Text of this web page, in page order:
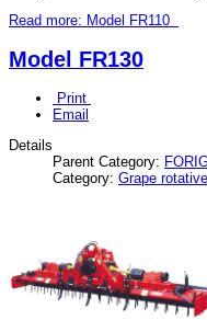
Read more: Model FR110
Model FR130
Print
Email
Details
Parent Category:
Category: Grape